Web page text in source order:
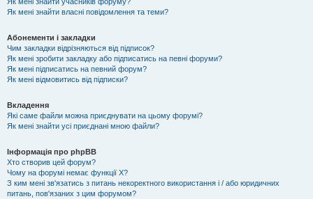
Як мені знайти власні повідомлення та теми?
Абонементи і закладки
Чим закладки відрізняються від підписок?
Як мені зробити закладку або підписатись на певні форуми?
Як мені підписатись на певний форум?
Як мені відмовитись від підписки?
Вкладення
Які саме файли можна приєднувати на цьому форумі?
Як мені знайти усі приєднані мною файли?
Інформація про phpBB
Хто створив цей форум?
Чому на форумі немає функції X?
З ким мені зв'язатись з питань некоректного використання і / або юридичних
питань, пов'язаних з цим форумом?